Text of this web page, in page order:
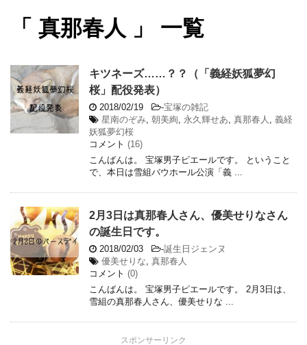
「 真那春人 」 一覧
キツネーズ……？？（「義経妖狐夢幻
桜」配役発表）
2018/02/19 -宝塚の雑記
星南のぞみ, 朝美絢, 永久輝せあ, 真那春人 , 義経
妖狐夢幻桜
コメント (16)
こんばんは。 宝塚男子ピエールです。 ということ
で、本日は雪組バウホール公演「義 ...
2月3日は真那春人さん、優美せりなさん
の誕生日です。
2018/02/03 -誕生日ジェンヌ
優美せりな, 真那春人
コメント (0)
こんばんは。 宝塚男子ピエールです。 2月3日は、
雪組の真那春人さん、優美せりな ...
スポンサーリンク